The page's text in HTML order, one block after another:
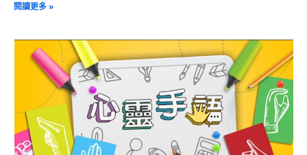
閱讀更多 »